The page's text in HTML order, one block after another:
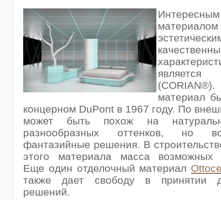
материал
концерном DuPont в 1967 году. По
может быть похож на
разнообразных оттенков, но
фантазийные решения. В
этого материала масса возможных
Еще один отделочный материал
также дает свободу в принятии
решений.